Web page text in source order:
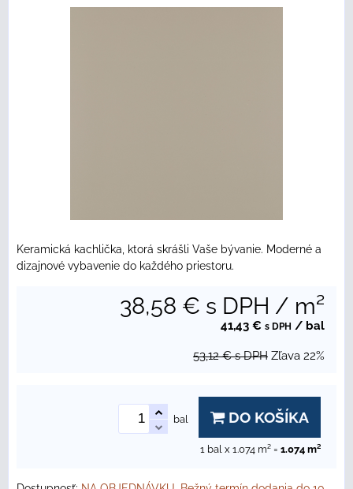
Keramická kachlička, ktorá skrášli Vaše bývanie. Moderné a
dizajnové vybavenie do každého priestoru.
38,58 € s DPH / m²
41,43 € s DPH / bal
53,12 € s DPH Zľava 22%
bal DO KOŠÍKA
1 bal x 1.074 m² = 1.074 m²